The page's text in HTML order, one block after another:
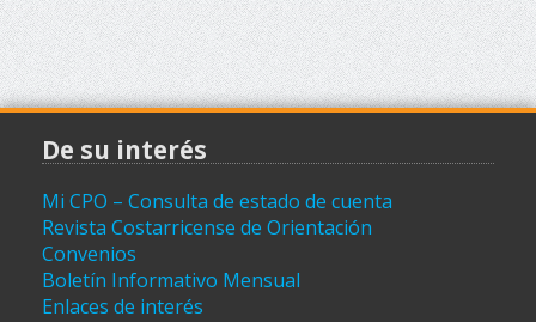
De su interés
Mi CPO – Consulta de estado de cuenta
Revista Costarricense de Orientación
Convenios
Boletín Informativo Mensual
Enlaces de interés